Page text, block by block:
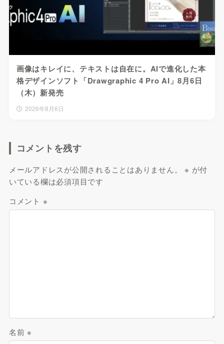
画像はキレイに、テキストは自在に。AIで進化した本
格デザインソフト「Drawgraphic 4 Pro AI」8月6日
（木）新発売
2026年8月6日
コメントを残す
メールアドレスが公開されることはありません。 ※ が付
いている欄は必須項目です
コメント ※
名前※